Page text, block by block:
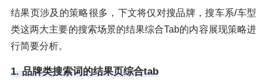
结果页涉及的策略很多，下文将仅对搜品牌，搜车系/车型
类这两大主要的搜索场景的结果综合Tab的内容展现策略进
行简要分析。
1. 品牌类搜索词的结果页综合tab